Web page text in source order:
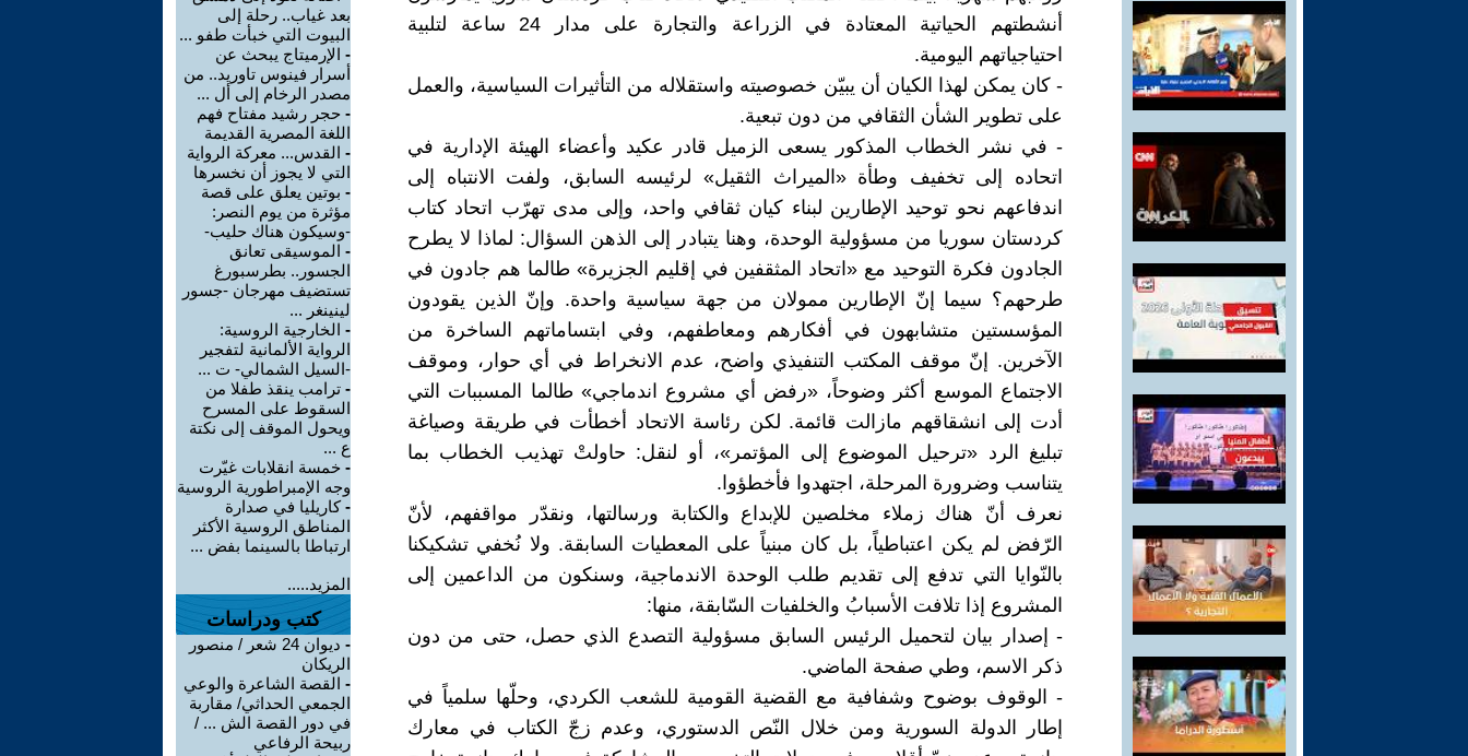
أنشطتهم الحياتية المعتادة في الزراعة والتجارة على مدار 24 ساعة لتلبية
احتياجياتهم اليومية.
- كان يمكن لهذا الكيان أن يبيّن خصوصيته واستقلاله من التأثيرات السياسية، والعمل
على تطوير الشأن الثقافي من دون تبعية.
- في نشر الخطاب المذكور يسعى الزميل قادر عكيد وأعضاء الهيئة الإدارية في
اتحاده إلى تخفيف وطأة «الميراث الثقيل» لرئيسه السابق، ولفت الانتباه إلى
اندفاعهم نحو توحيد الإطارين لبناء كيان ثقافي واحد، وإلى مدى تهرّب اتحاد كتاب
كردستان سوريا من مسؤولية الوحدة، وهنا يتبادر إلى الذهن السؤال: لماذا لا يطرح
الجادون فكرة التوحيد مع «اتحاد المثقفين في إقليم الجزيرة» طالما هم جادون في
طرحهم؟ سيما إنّ الإطارين ممولان من جهة سياسية واحدة. وإنّ الذين يقودون
المؤسستين متشابهون في أفكارهم ومعاطفهم، وفي ابتساماتهم الساخرة من
الآخرين. إنّ موقف المكتب التنفيذي واضح، عدم الانخراط في أي حوار، وموقف
الاجتماع الموسع أكثر وضوحاً، «رفض أي مشروع اندماجي» طالما المسببات التي
أدت إلى انشقاقهم مازالت قائمة. لكن رئاسة الاتحاد أخطأت في طريقة وصياغة
تبليغ الرد «ترحيل الموضوع إلى المؤتمر»، أو لنقل: حاولتْ تهذيب الخطاب بما
يتناسب وضرورة المرحلة، اجتهدوا فأخطؤوا.
نعرف أنّ هناك زملاء مخلصين للإبداع والكتابة ورسالتها، ونقدّر مواقفهم، لأنّ
الرّفض لم يكن اعتباطياً، بل كان مبنياً على المعطيات السابقة. ولا نُخفي تشكيكنا
بالنّوايا التي تدفع إلى تقديم طلب الوحدة الاندماجية، وسنكون من الداعمين إلى
المشروع إذا تلافت الأسبابُ والخلفيات السّابقة، منها:
- إصدار بيان لتحميل الرئيس السابق مسؤولية التصدع الذي حصل، حتى من دون
ذكر الاسم، وطي صفحة الماضي.
- الوقوف بوضوح وشفافية مع القضية القومية للشعب الكردي، وحلّها سلمياً في
إطار الدولة السورية ومن خلال النّص الدستوري، وعدم زجّ الكتاب في معارك
بعد غياب.. رحلة إلى
البيوت التي خبأت طفو ...
- الإرميتاج يبحث عن
أسرار فينوس تاوريد.. من
مصدر الرخام إلى أل ...
- حجر رشيد مفتاح فهم
اللغة المصرية القديمة
- القدس... معركة الرواية
التي لا يجوز أن نخسرها
- بوتين يعلق على قصة
مؤثرة من يوم النصر:
-وسيكون هناك حليب-
- الموسيقى تعانق
الجسور.. بطرسبورغ
تستضيف مهرجان -جسور
لينينغر ...
- الخارجية الروسية:
الرواية الألمانية لتفجير
-السيل الشمالي- ت ...
- ترامب ينقذ طفلا من
السقوط على المسرح
ويحول الموقف إلى نكتة
ع ...
- خمسة انقلابات غيّرت
وجه الإمبراطورية الروسية
-كاريليا في صدارة
المناطق الروسية الأكثر
ارتباطا بالسينما بفض ...
المزيد.....
كتب ودراسات
-
ديوان 24 شعر / منصور
الريكان
- القصة الشاعرة والوعي
الجمعي الحداثي/ مقاربة
في دور القصة الش ... /
ربيحة الرفاعي